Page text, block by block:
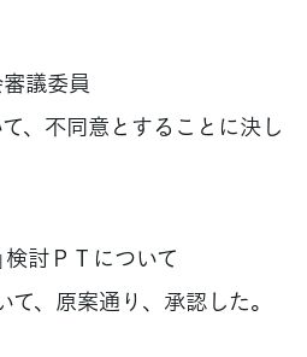
議委員
、不同意とすることに決し
検討ＰＴについて
、原案通り、承認した。